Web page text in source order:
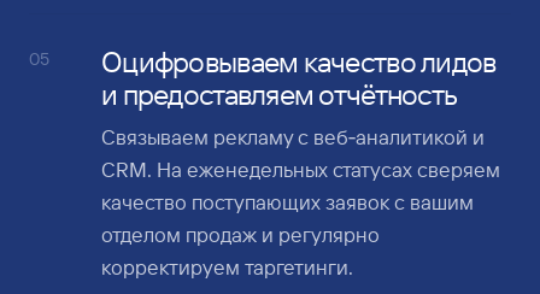
05
Оцифровываем качество лидов
и предоставляем отчётность
Связываем рекламу с веб‑аналитикой и
CRM. На еженедельных статусах сверяем
качество поступающих заявок с вашим
отделом продаж и регулярно
корректируем таргетинги.